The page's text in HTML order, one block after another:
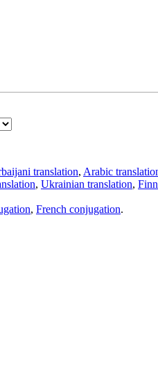
translation, Arabic
, Ukrainian translation,
, French conjugation.